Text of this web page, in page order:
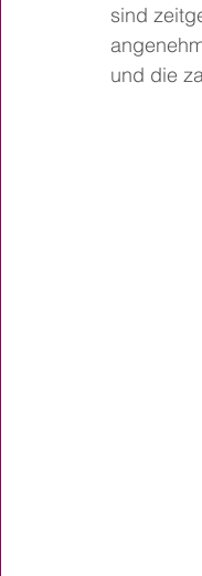
sind
und die